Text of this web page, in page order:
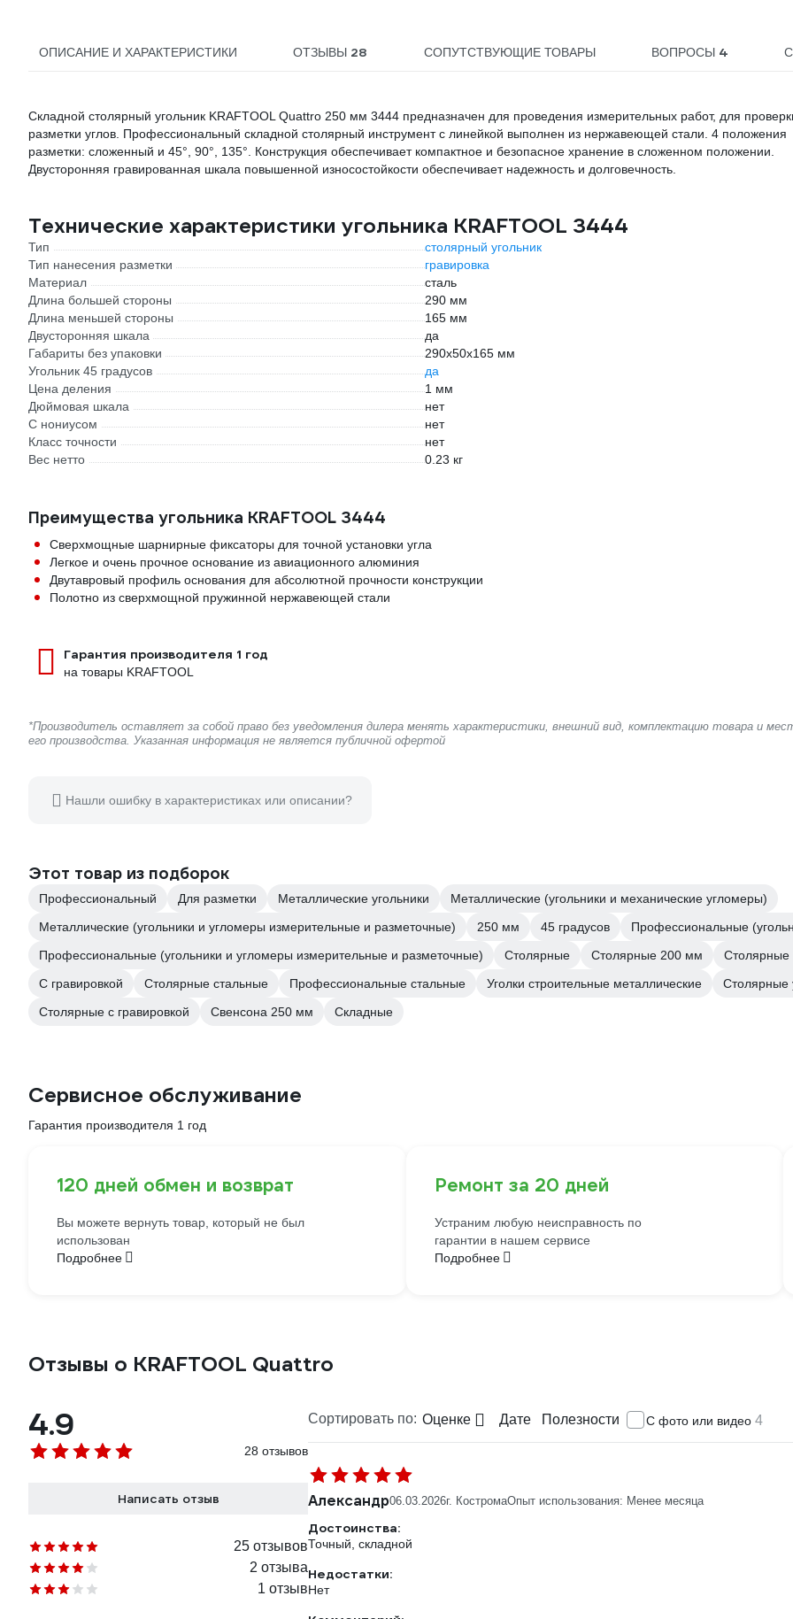
ОПИСАНИЕ И ХАРАКТЕРИСТИКИ ОТЗЫВЫ 28 СОПУТСТВУЮЩИЕ ТОВАРЫ ВОПРОСЫ 4
Складной столярный угольник KRAFTOOL Quattro 250 мм 3444 предназначен для проведения измерительных работ, для
разметки углов. Профессиональный складной столярный инструмент с линейкой выполнен из нержавеющей стали. 4 положения
разметки: сложенный и 45°, 90°, 135°. Конструкция обеспечивает компактное и безопасное хранение в сложенном положении.
Двусторонняя гравированная шкала повышенной износостойкости обеспечивает надежность и долговечность.
Технические характеристики угольника KRAFTOOL 3444
Тип
столярный угольник
Тип нанесения разметки
гравировка
Материал
сталь
Длина большей стороны
290 мм
Длина меньшей стороны
165 мм
Двусторонняя шкала
да
Габариты без упаковки
290х50х165 мм
Угольник 45 градусов
да
Цена деления
1 мм
Дюймовая шкала
нет
С нониусом
нет
Класс точности
нет
Вес нетто
0.23 кг
Преимущества угольника KRAFTOOL 3444
Сверхмощные шарнирные фиксаторы для точной установки угла
Легкое и очень прочное основание из авиационного алюминия
Двутавровый профиль основания для абсолютной прочности конструкции
Полотно из сверхмощной пружинной нержавеющей стали
Гарантия производителя 1 год
на товары KRAFTOOL
*Производитель оставляет за собой право без уведомления дилера менять характеристики, внешний вид, комплектацию товара и
его производства. Указанная информация не является публичной офертой
Нашли ошибку в характеристиках или описании?
Этот товар из подборок
Профессиональный Для разметки Металлические угольники
Металлические (угольники и механические угломеры)
Металлические (угольники и угломеры измерительные и разметочные)
250 мм 45 градусов
Профессиональные
Профессиональные (угольники и угломеры измерительные и разметочные)
Столярные Столярные 200 мм
Столярные
С гравировкой
Столярные стальные Профессиональные стальные Уголки строительные металлические
Столярные
Столярные с гравировкой
Свенсона 250 мм Складные
Сервисное обслуживание
Гарантия производителя 1 год
120 дней обмен и возврат
Вы можете вернуть товар, который не был
использован
Подробнее
Ремонт за 20 дней
Устраним любую неисправность по
гарантии в нашем сервисе
Подробнее
Отзывы о KRAFTOOL Quattro
4.9
28 отзывов
Написать отзыв
25 отзывов
2 отзыва
1 отзыв
Сортировать по: Оценке Дате Полезности С фото или видео 4
Александр06.03.2026г. КостромаОпыт использования: Менее месяца
Достоинства:
Точный, складной
Недостатки:
Нет